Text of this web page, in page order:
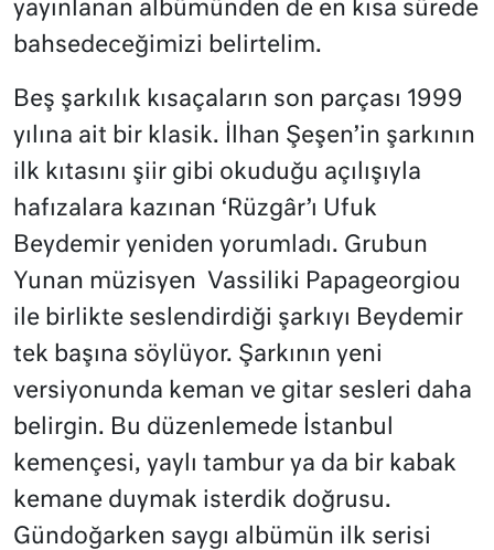
yayınlanan albümünden de en kısa sürede
bahsedeceğimizi belirtelim.
Beş şarkılık kısaçaların son parçası 1999
yılına ait bir klasik. İlhan Şeşen’in şarkının
ilk kıtasını şiir gibi okuduğu açılışıyla
hafızalara kazınan ‘Rüzgâr’ı Ufuk
Beydemir yeniden yorumladı. Grubun
Yunan müzisyen Vassiliki Papageorgiou
ile birlikte seslendirdiği şarkıyı Beydemir
tek başına söylüyor. Şarkının yeni
versiyonunda keman ve gitar sesleri daha
belirgin. Bu düzenlemede İstanbul
kemençesi, yaylı tambur ya da bir kabak
kemane duymak isterdik doğrusu.
Gündoğarken saygı albümün ilk serisi